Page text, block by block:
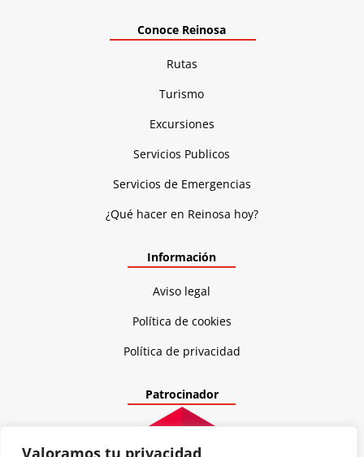
Valoramos tu privacidad
Conoce Reinosa
Rutas
Turismo
Excursiones
Servicios Publicos
Servicios de Emergencias
¿Qué hacer en Reinosa hoy?
Información
Aviso legal
Política de cookies
Política de privacidad
Patrocinador